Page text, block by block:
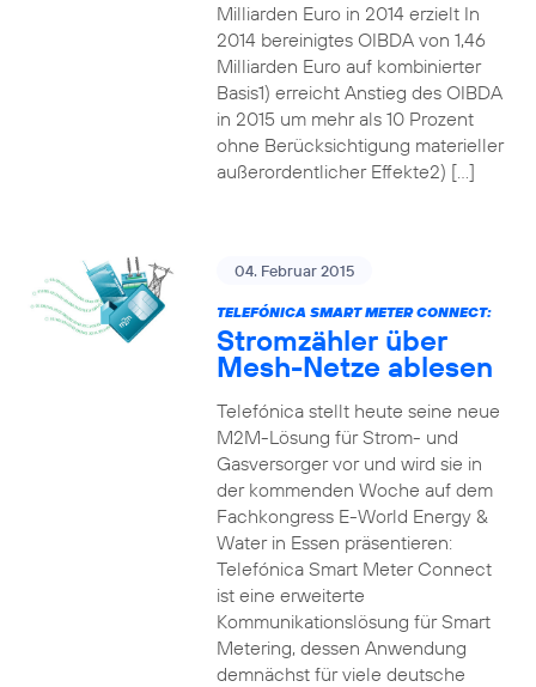
Milliarden Euro in 2014 erzielt In
2014 bereinigtes OIBDA von 1,46
Milliarden Euro auf kombinierter
Basis1) erreicht Anstieg des OIBDA
in 2015 um mehr als 10 Prozent
ohne Berücksichtigung materieller
außerordentlicher Effekte2) […]
04. Februar 2015
TELEFÓNICA SMART METER CONNECT:
Stromzähler über
Mesh-Netze ablesen
Telefónica stellt heute seine neue
M2M-Lösung für Strom- und
Gasversorger vor und wird sie in
der kommenden Woche auf dem
Fachkongress E-World Energy &
Water in Essen präsentieren:
Telefónica Smart Meter Connect
ist eine erweiterte
Kommunikationslösung für Smart
Metering, dessen Anwendung
demnächst für viele deutsche